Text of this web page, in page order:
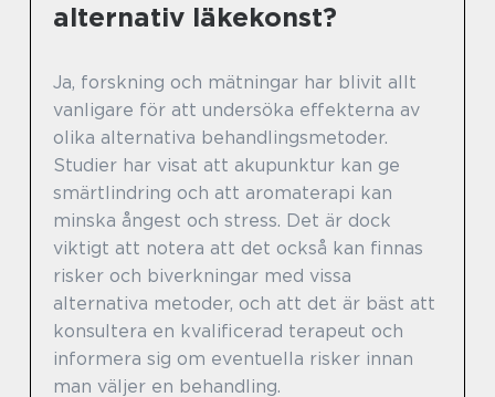
alternativ läkekonst?
Ja, forskning och mätningar har blivit allt
vanligare för att undersöka effekterna av
olika alternativa behandlingsmetoder.
Studier har visat att akupunktur kan ge
smärtlindring och att aromaterapi kan
minska ångest och stress. Det är dock
viktigt att notera att det också kan finnas
risker och biverkningar med vissa
alternativa metoder, och att det är bäst att
konsultera en kvalificerad terapeut och
informera sig om eventuella risker innan
man väljer en behandling.